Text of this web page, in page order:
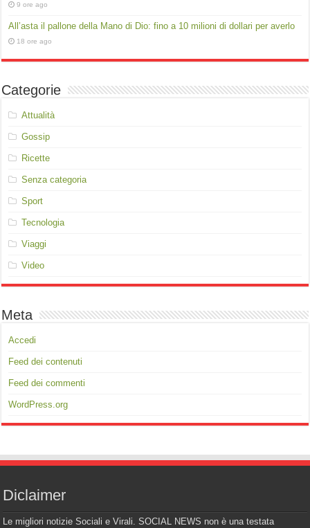
9 ore ago
All’asta il pallone della Mano di Dio: fino a 10 milioni di dollari per averlo
18 ore ago
Categorie
Attualità
Gossip
Ricette
Senza categoria
Sport
Tecnologia
Viaggi
Video
Meta
Accedi
Feed dei contenuti
Feed dei commenti
WordPress.org
Diclaimer
Le migliori notizie Sociali e Virali. SOCIAL NEWS non è una testata